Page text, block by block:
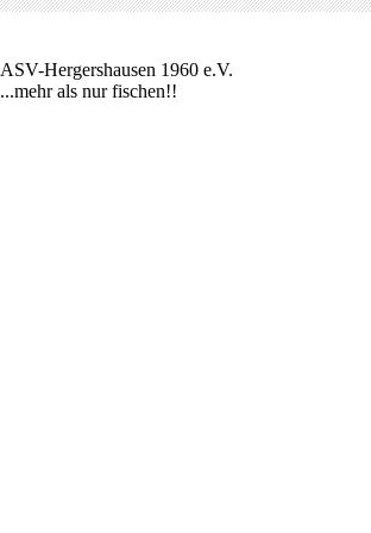
ASV-Hergershausen 1960 e.V.
...mehr als nur fischen!!